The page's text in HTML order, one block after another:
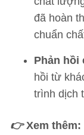
đã hoàn
chuẩn
Phản hồi
hồi từ
trình dịch
👉 Xem thêm: